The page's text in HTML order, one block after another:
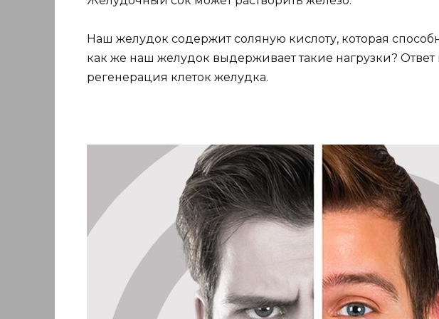
Наш желудок содержит соляную кислоту, которая
как же наш желудок выдерживает такие нагрузки? Ответ
регенерация клеток желудка.